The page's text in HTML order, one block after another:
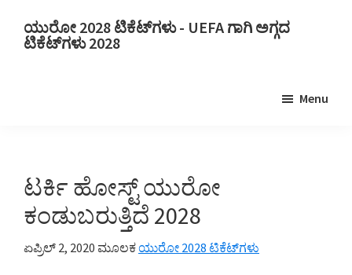
ವಿಷಯಕ್ಕೆ
ಸೈಡ್‌ಬಾರ್‌ಗೆ
ಯುರೋ 2028 ಟಿಕೆಟ್‌ಗಳು - UEFA ಗಾಗಿ ಅಗ್ಗದ
ಟಿಕೆಟ್‌ಗಳು 2028
UEFA
ಯುರೋಪಿಯನ್
ಫುಟ್ಬಾಲ್
ಚಾಂಪಿಯನ್‌ಶಿಪ್
Menu
ಟರ್ಕಿ ಹೋಸ್ಟ್ ಯುರೋ
ಕಂಡುಬರುತ್ತಿದೆ 2028
ಏಪ್ರಿಲ್ 2, 2020 ಮೂಲಕಯುರೋ 2028 ಟಿಕೆಟ್‌ಗಳು